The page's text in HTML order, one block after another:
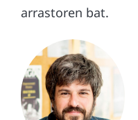
arrastoren bat.